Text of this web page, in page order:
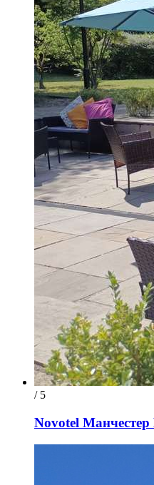
/ 5
Novotel Манчестер